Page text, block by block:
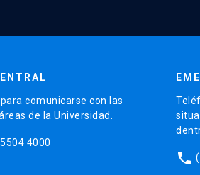
comunicarse con las
de la Universidad.
4000
phone